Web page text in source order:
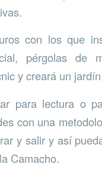
con los que
pérgolas
y creará un
para lectura o
con una
y salir y así
Camacho.